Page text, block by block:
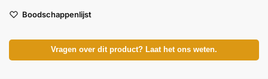
Boodschappenlijst
Vragen over dit product? Laat het ons weten.